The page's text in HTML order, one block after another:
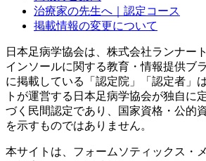
治療家の先生へ｜認定コース
掲載情報の変更について
日本足病学協会は、株式会社ランナー
インソールに関する教育・情報提供ブ
に掲載している「認定院」「認定者」
トが運営する日本足病学協会が独自に
づく民間認定であり、国家資格・公的
を示すものではありません。
本サイトは、フォームソティックス・